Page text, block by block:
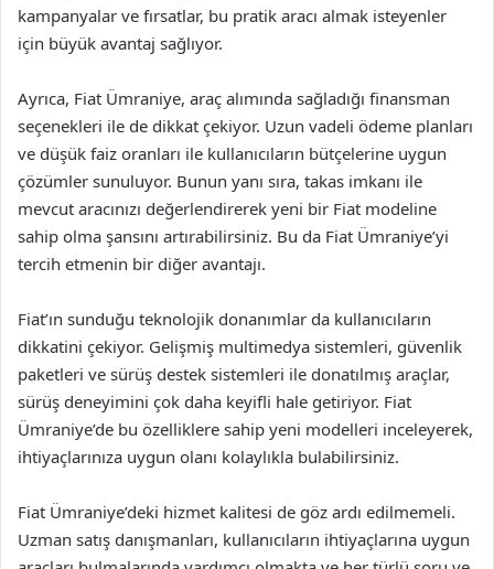
kampanyalar ve fırsatlar, bu pratik aracı almak isteyenler
için büyük avantaj sağlıyor.
Ayrıca, Fiat Ümraniye, araç alımında sağladığı finansman
seçenekleri ile de dikkat çekiyor. Uzun vadeli ödeme planları
ve düşük faiz oranları ile kullanıcıların bütçelerine uygun
çözümler sunuluyor. Bunun yanı sıra, takas imkanı ile
mevcut aracınızı değerlendirerek yeni bir Fiat modeline
sahip olma şansını artırabilirsiniz. Bu da Fiat Ümraniye’yi
tercih etmenin bir diğer avantajı.
Fiat’ın sunduğu teknolojik donanımlar da kullanıcıların
dikkatini çekiyor. Gelişmiş multimedya sistemleri, güvenlik
paketleri ve sürüş destek sistemleri ile donatılmış araçlar,
sürüş deneyimini çok daha keyifli hale getiriyor. Fiat
Ümraniye’de bu özelliklere sahip yeni modelleri inceleyerek,
ihtiyaçlarınıza uygun olanı kolaylıkla bulabilirsiniz.
Fiat Ümraniye’deki hizmet kalitesi de göz ardı edilmemeli.
Uzman satış danışmanları, kullanıcıların ihtiyaçlarına uygun